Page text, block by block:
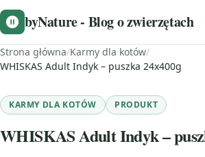
byNature - Blog o zwierzętach
Strona główna/Karmy dla kotów/
WHISKAS Adult Indyk – puszka 24x400g
KARMY DLA KOTÓW PRODUKT
WHISKAS Adult Indyk –